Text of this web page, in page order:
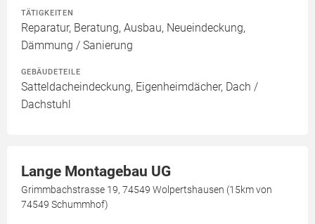
TÄTIGKEITEN
Reparatur, Beratung, Ausbau, Neueindeckung,
Dämmung / Sanierung
GEBÄUDETEILE
Satteldacheindeckung, Eigenheimdächer, Dach /
Dachstuhl
Lange Montagebau UG
Grimmbachstrasse 19, 74549 Wolpertshausen (15km von
74549 Schummhof)